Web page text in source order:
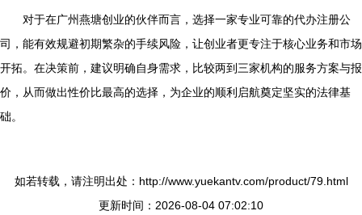
对于在广州燕塘创业的伙伴而言，选择一家专业可靠的代办注册公
司，能有效规避初期繁杂的手续风险，让创业者更专注于核心业务和市场
开拓。在决策前，建议明确自身需求，比较两到三家机构的服务方案与报
价，从而做出性价比最高的选择，为企业的顺利启航奠定坚实的法律基
础。
如若转载，请注明出处：http://www.yuekantv.com/product/79.html
更新时间：2026-08-04 07:02:10